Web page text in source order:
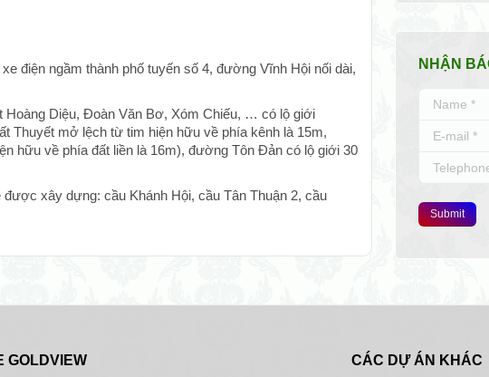
điện ngầm thành phố tuyến số 4, đường Vĩnh Hội nối dài,
Diệu, Đoàn Văn Bơ, Xóm Chiếu, … có lộ giới
Thuyết mở lệch từ tim hiện hữu về phía kênh là 15m,
hữu về phía đất liền là 16m), đường Tôn Đản có lộ giới 30
xây dựng: cầu Khánh Hội, cầu Tân Thuận 2, cầu
NHẬN
Name *
E-mail *
Telephone *
Submit
GOLDVIEW CÁC DỰ ÁN KHÁC